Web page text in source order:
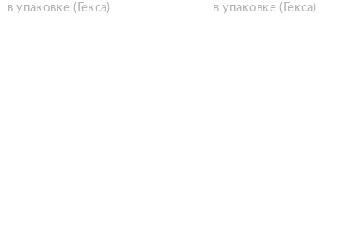
в упаковке (Гекса)
в упаковке (Гекса)